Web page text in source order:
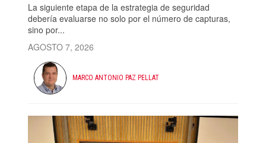
La siguiente etapa de la estrategia de seguridad
debería evaluarse no solo por el número de capturas,
sino por...
AGOSTO 7, 2026
MARCO ANTONIO PAZ PELLAT